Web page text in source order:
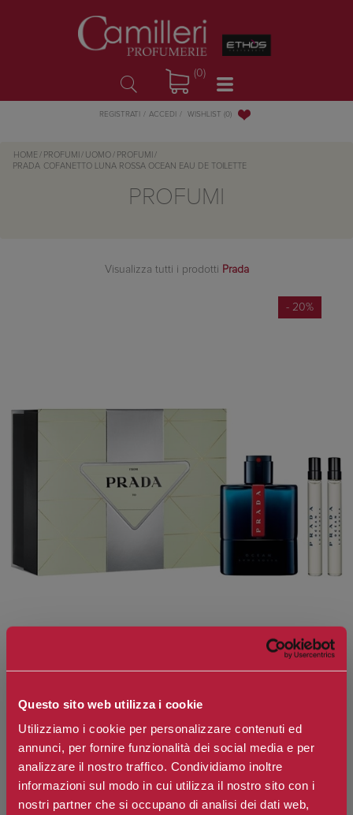
Questo sito web utilizza i cookie
Utilizziamo i cookie per personalizzare contenuti ed
annunci, per fornire funzionalità dei social media e per
analizzare il nostro traffico. Condividiamo inoltre
informazioni sul modo in cui utilizza il nostro sito con i
nostri partner che si occupano di analisi dei dati web,
(0)
REGISTRATI ACCEDI WISHLIST (0)
HOME / PROFUMI / UOMO / PROFUMI /
PRADA COFANETTO LUNA ROSSA OCEAN EAU DE TOILETTE
PROFUMI
Visualizza tutti i prodotti Prada
- 20%
PRADA
Cofanetto Luna Rossa Ocean Eau de
Toilette